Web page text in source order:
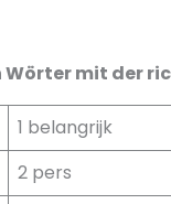
mit der
1 belangrijk
2 pers